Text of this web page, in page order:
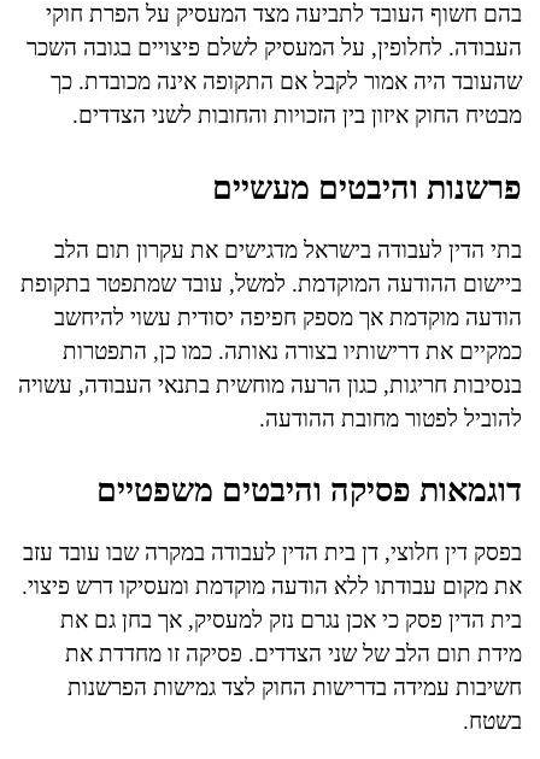
בהם חשוף העובד לתביעה מצד המעסיק על הפרת חוקי
העבודה. לחלופין, על המעסיק לשלם פיצויים בגובה השכר
שהעובד היה אמור לקבל אם התקופה אינה מכובדת. כך
מבטיח החוק איזון בין הזכויות והחובות לשני הצדדים.
פרשנות והיבטים מעשיים
בתי הדין לעבודה בישראל מדגישים את עקרון תום הלב
ביישום ההודעה המוקדמת. למשל, עובד שמתפטר בתקופת
הודעה מוקדמת אך מספק חפיפה יסודית עשוי להיחשב
כמקיים את דרישותיו בצורה נאותה. כמו כן, התפטרות
בנסיבות חריגות, כגון הרעה מוחשית בתנאי העבודה, עשויה
להוביל לפטור מחובת ההודעה.
דוגמאות פסיקה והיבטים משפטיים
בפסק דין חלוצי, דן בית הדין לעבודה במקרה שבו עובד עזב
את מקום עבודתו ללא הודעה מוקדמת ומעסיקו דרש פיצוי.
בית הדין פסק כי אכן נגרם נזק למעסיק, אך בחן גם את
מידת תום הלב של שני הצדדים. פסיקה זו מחדדת את
חשיבות עמידה בדרישות החוק לצד גמישות הפרשנות
בשטח.